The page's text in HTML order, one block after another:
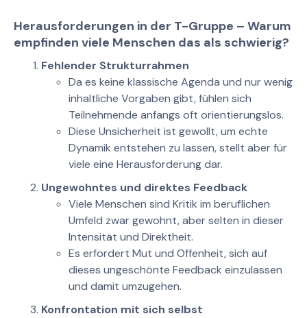
Herausforderungen in der T-Gruppe – Warum
empfinden viele Menschen das als schwierig?
Fehlender Strukturrahmen
Da es keine klassische Agenda und nur wenig
inhaltliche Vorgaben gibt, fühlen sich
Teilnehmende anfangs oft orientierungslos.
Diese Unsicherheit ist gewollt, um echte
Dynamik entstehen zu lassen, stellt aber für
viele eine Herausforderung dar.
Ungewohntes und direktes Feedback
Viele Menschen sind Kritik im beruflichen
Umfeld zwar gewohnt, aber selten in dieser
Intensität und Direktheit.
Es erfordert Mut und Offenheit, sich auf
dieses ungeschönte Feedback einzulassen
und damit umzugehen.
Konfrontation mit sich selbst